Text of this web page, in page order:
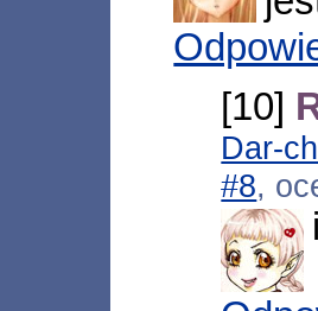
[10]
Dar-
#8,